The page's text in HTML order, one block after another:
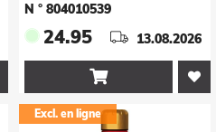
N ° 804010539
24.95 13.08.2026

Excl. en ligne